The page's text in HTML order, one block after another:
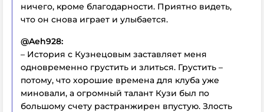
ничего, кроме благодарности. Приятно видеть,
что он снова играет и улыбается.
@Aeh928:
– История с Кузнецовым заставляет меня
одновременно грустить и злиться. Грустить –
потому, что хорошие времена для клуба уже
миновали, а огромный талант Кузи был по
большому счету растранжирен впустую. Злость